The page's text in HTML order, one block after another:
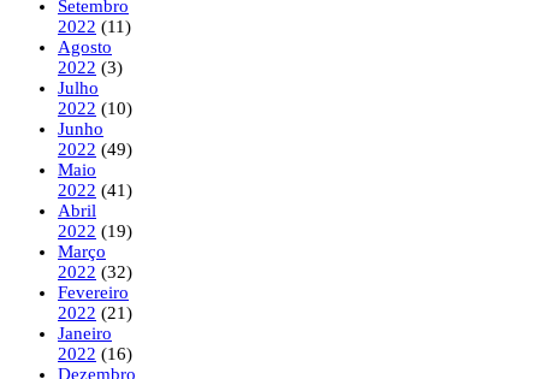
Setembro
2022 (11)
Agosto
2022 (3)
Julho
2022 (10)
Junho
2022 (49)
Maio
2022 (41)
Abril
2022 (19)
Março
2022 (32)
Fevereiro
2022 (21)
Janeiro
2022 (16)
Dezembro